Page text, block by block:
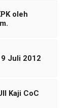
oleh
Juli 2012
Kaji CoC